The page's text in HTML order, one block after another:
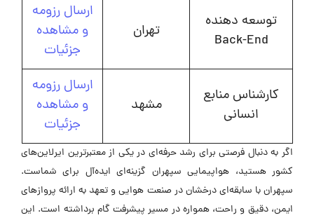
توسعه دهنده
Back-End
تهران
ارسال رزومه
و مشاهده
جزئیات
کارشناس منابع
انسانی
مشهد
ارسال رزومه
و مشاهده
جزئیات
اگر به دنبال فرصتی برای رشد حرفه‌ای در یکی از معتبرترین ایرلاین‌های
کشور هستید، هواپیمایی سپهران گزینه‌ای ایده‌آل برای شماست.
سپهران با سابقه‌ای درخشان در صنعت هوایی و تعهد به ارائه پروازهای
ایمن، دقیق و راحت، همواره در مسیر پیشرفت گام برداشته است. این